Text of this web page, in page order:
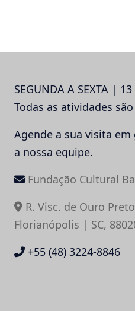
SEGUNDA A SEXTA | 13
Todas as atividades
Agende a sua visita
a nossa equipe.
Fundação Cultural
R. Visc. de Ouro
Florianópolis | SC,
+55 (48) 3224-8846